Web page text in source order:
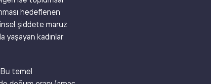
hedeflenen
şiddete maruz
yaşayan kadınlar
temel